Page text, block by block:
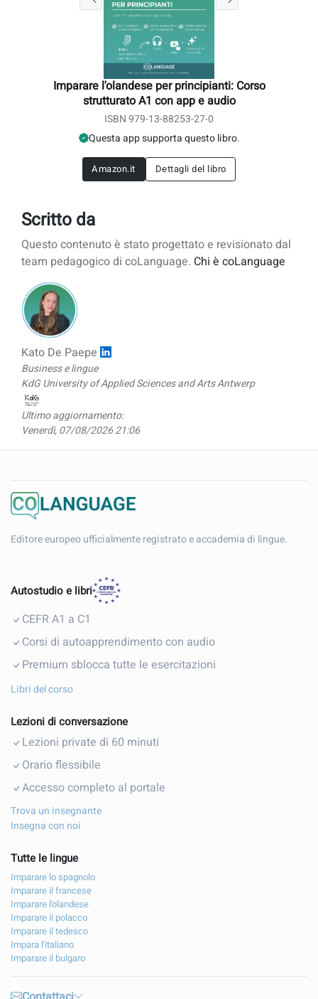
Imparare l'olandese per principianti: Corso
strutturato A1 con app e audio
ISBN 979-13-88253-27-0
Questa app supporta questo libro.
Amazon.it Dettagli del libro
Scritto da
Questo contenuto è stato progettato e revisionato dal
team pedagogico di coLanguage. Chi è coLanguage
Kato De Paepe
Business e lingue
KdG University of Applied Sciences and Arts Antwerp
Ultimo aggiornamento:
Venerdì, 07/08/2026 21:06
Editore europeo ufficialmente registrato e accademia di lingue.
Autostudio e libri
CEFR A1 a C1
Corsi di autoapprendimento con audio
Premium sblocca tutte le esercitazioni
Libri del corso
Lezioni di conversazione
Lezioni private di 60 minuti
Orario flessibile
Accesso completo al portale
Trova un insegnante
Insegna con noi
Tutte le lingue
Imparare lo spagnolo
Imparare il francese
Imparare l'olandese
Imparare il polacco
Imparare il tedesco
Impara l'italiano
Imparare il bulgaro